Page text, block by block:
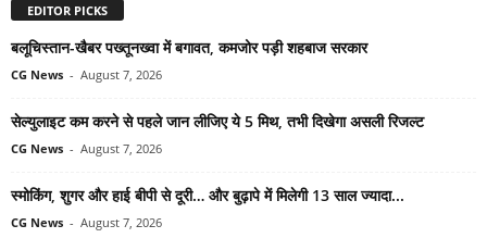
EDITOR PICKS
बलूचिस्तान-खैबर पख्तूनख्वा में बगावत, कमजोर पड़ी शहबाज सरकार
CG News - August 7, 2026
सेल्युलाइट कम करने से पहले जान लीजिए ये 5 मिथ, तभी दिखेगा असली रिजल्ट
CG News - August 7, 2026
स्मोकिंग, शुगर और हाई बीपी से दूरी… और बुढ़ापे में मिलेगी 13 साल ज्यादा...
CG News - August 7, 2026